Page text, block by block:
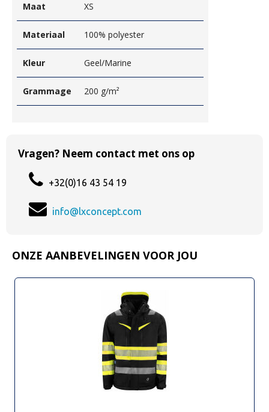
Maat XS
Materiaal 100% polyester
Kleur Geel/Marine
Grammage 200 g/m²
Vragen? Neem contact met ons op
+32(0)16 43 54 19
info@lxconcept.com
ONZE AANBEVELINGEN VOOR JOU